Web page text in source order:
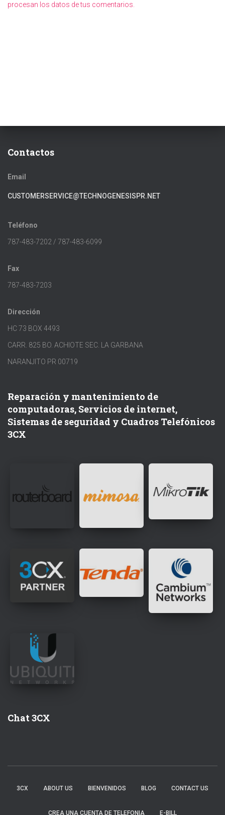
procesan los datos de tus comentarios.
Contactos
Email
CUSTOMERSERVICE@TECHNOGENESISPR.NET
Teléfono
787-483-7202 / 787-483-6099
Fax
787-483-7203
Dirección
HC 73 BOX 4493
CARR. 825 BO. ACHIOTE SEC. LA GARBANA
NARANJITO PR 00719
Reparación y mantenimiento de
computadoras, Servicios de internet,
Sistemas de seguridad y Cuadros Telefónicos
3CX
Chat 3CX
3CX ABOUT US BIENVENIDOS BLOG CONTACT US
CREA UNA CUENTA DE TELEFONIA E-BILL